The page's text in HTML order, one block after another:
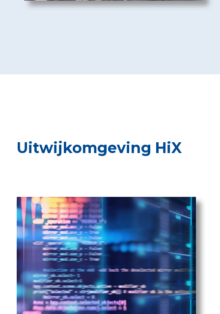
Uitwijkomgeving HiX